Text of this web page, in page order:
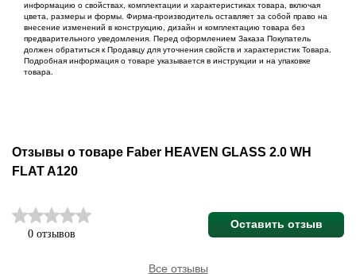
информацию о свойствах, комплектации и характеристиках товара, включая
цвета, размеры и формы. Фирма-производитель оставляет за собой право на
внесение изменений в конструкцию, дизайн и комплектацию товара без
предварительного уведомления. Перед оформлением Заказа Покупатель
должен обратиться к Продавцу для уточнения свойств и характеристик Товара.
Подробная информация о товаре указывается в инструкции и на упаковке
товара.
Отзывы о товаре Faber HEAVEN GLASS 2.0 WH
FLAT A120
0 отзывов
Оставить отзыв
Все отзывы